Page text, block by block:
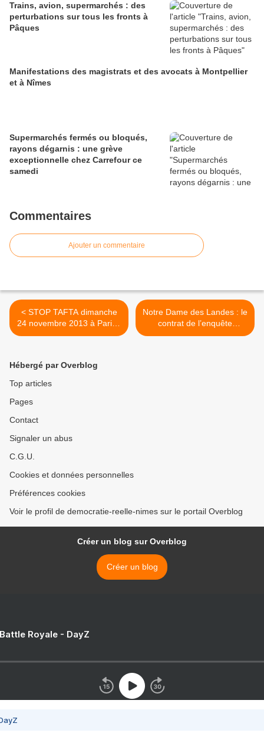
Trains, avion, supermarchés : des
perturbations sur tous les fronts à
Pâques
Manifestations des magistrats et des avocats à Montpellier
et à Nîmes
Supermarchés fermés ou bloqués,
rayons dégarnis : une grève
exceptionnelle chez Carrefour ce
samedi
Commentaires
Ajouter un commentaire
< STOP TAFTA dimanche
24 novembre 2013 à Paris -
Marche citoyenne contre
EU et la CE dans le déni de
Notre Dame des Landes : le
contrat de l’enquête
publique qui viole le code
Hébergé par Overblog
Top articles
Pages
Contact
Signaler un abus
C.G.U.
Cookies et données personnelles
Préférences cookies
Voir le profil de democratie-reelle-nimes sur le portail Overblog
Créer un blog sur Overblog
Créer un blog
Royale - DayZ